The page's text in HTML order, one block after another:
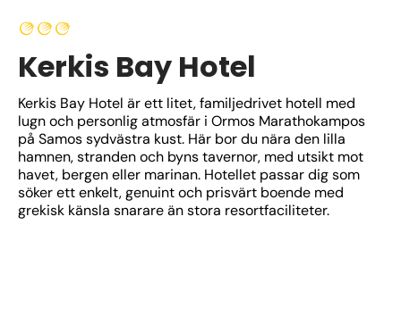
Kerkis Bay Hotel
Kerkis Bay Hotel är ett litet, familjedrivet hotell med
lugn och personlig atmosfär i Ormos Marathokampos
på Samos sydvästra kust. Här bor du nära den lilla
hamnen, stranden och byns tavernor, med utsikt mot
havet, bergen eller marinan. Hotellet passar dig som
söker ett enkelt, genuint och prisvärt boende med
grekisk känsla snarare än stora resortfaciliteter.